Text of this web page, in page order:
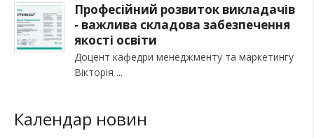
Професійний розвиток викладачів
- важлива складова забезпечення
якості освіти
Доцент кафедри менеджменту та маркетингу
Вікторія
Календар новин